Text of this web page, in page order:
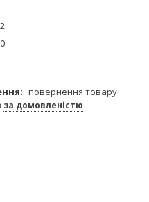
повернення товару
за домовленістю